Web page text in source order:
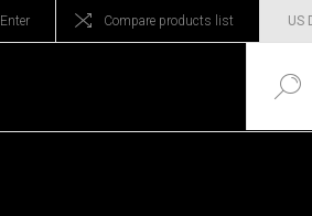
Enter Compare products list